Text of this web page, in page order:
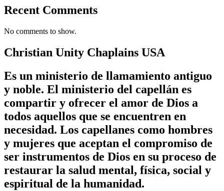
Recent Comments
No comments to show.
Christian Unity Chaplains USA
Es un ministerio de llamamiento antiguo
y noble. El ministerio del capellán es
compartir y ofrecer el amor de Dios a
todos aquellos que se encuentren en
necesidad. Los capellanes como hombres
y mujeres que aceptan el compromiso de
ser instrumentos de Dios en su proceso de
restaurar la salud mental, física, social y
espiritual de la humanidad.